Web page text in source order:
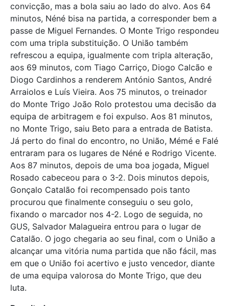
convicção, mas a bola saiu ao lado do alvo. Aos 64
minutos, Néné bisa na partida, a corresponder bem a
passe de Miguel Fernandes. O Monte Trigo respondeu
com uma tripla substituição. O União também
refrescou a equipa, igualmente com tripla alteração,
aos 69 minutos, com Tiago Carriço, Diogo Calcão e
Diogo Cardinhos a renderem António Santos, André
Arraiolos e Luís Vieira. Aos 75 minutos, o treinador
do Monte Trigo João Rolo protestou uma decisão da
equipa de arbitragem e foi expulso. Aos 81 minutos,
no Monte Trigo, saiu Beto para a entrada de Batista.
Já perto do final do encontro, no União, Mémé e Falé
entraram para os lugares de Néné e Rodrigo Vicente.
Aos 87 minutos, depois de uma boa jogada, Miguel
Rosado cabeceou para o 3-2. Dois minutos depois,
Gonçalo Catalão foi recompensado pois tanto
procurou que finalmente conseguiu o seu golo,
fixando o marcador nos 4-2. Logo de seguida, no
GUS, Salvador Malagueira entrou para o lugar de
Catalão. O jogo chegaria ao seu final, com o União a
alcançar uma vitória numa partida que não fácil, mas
em que o União foi acertivo e justo vencedor, diante
de uma equipa valorosa do Monte Trigo, que deu
luta.